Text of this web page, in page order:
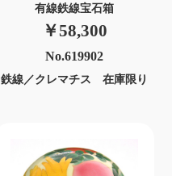
有線鉄線宝石箱
￥58,300
No.619902
鉄線／クレマチス 在庫限り